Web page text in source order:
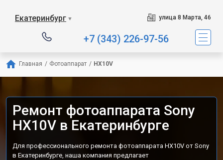
Екатеринбург ▼ улица 8 Марта, 46
+7 (343) 226-97-56
Главная / Фотоаппарат / HX10V
Ремонт фотоаппарата Sony
HX10V в Екатеринбурге
Для профессионального ремонта фотоаппарата HX10V от Sony
в Екатеринбурге, наша компания предлагает